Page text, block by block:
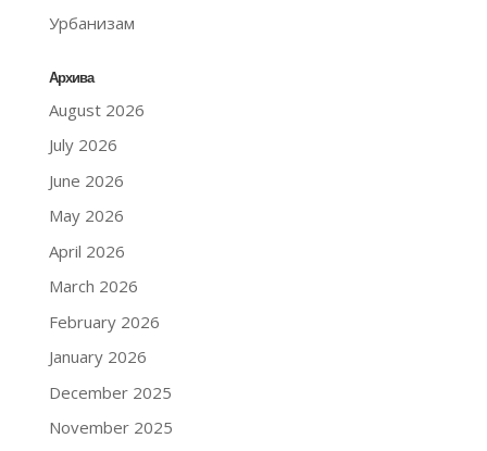
Урбанизам
Архива
August 2026
July 2026
June 2026
May 2026
April 2026
March 2026
February 2026
January 2026
December 2025
November 2025